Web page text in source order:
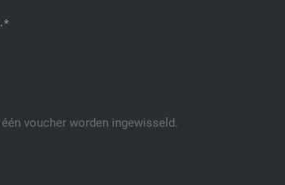
voucher worden ingewisseld.